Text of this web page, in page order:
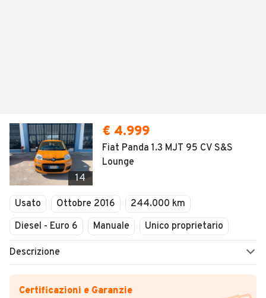
14
€ 4.999
Fiat Panda 1.3 MJT 95 CV S&S
Lounge
Usato Ottobre 2016
244.000 km
Diesel - Euro 6
Manuale Unico proprietario
Descrizione
Certificazioni e Garanzie